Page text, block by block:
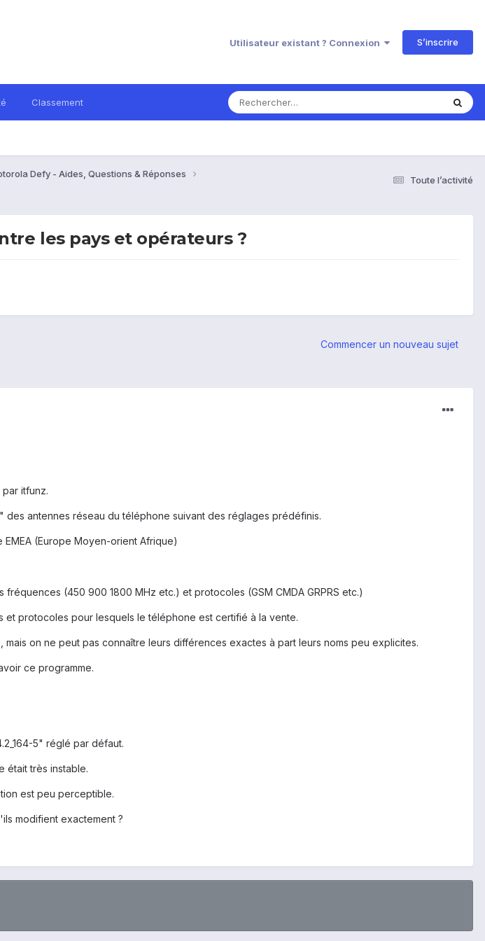
Utilisateur existant ? Connexion S’inscrire
Classement
Toute l’activité
Defy - Aides, Questions & Réponses
les pays et opérateurs ?
Commencer un nouveau sujet
itfunz.
antennes réseau du téléphone suivant des réglages prédéfinis.
(Europe Moyen-orient Afrique)
(450 900 1800 MHz etc.) et protocoles (GSM CMDA GRPRS etc.)
protocoles pour lesquels le téléphone est certifié à la vente.
on ne peut pas connaître leurs différences exactes à part leurs noms peu explicites.
ce programme.
5" réglé par défaut.
était très instable.
est peu perceptible.
modifient exactement ?